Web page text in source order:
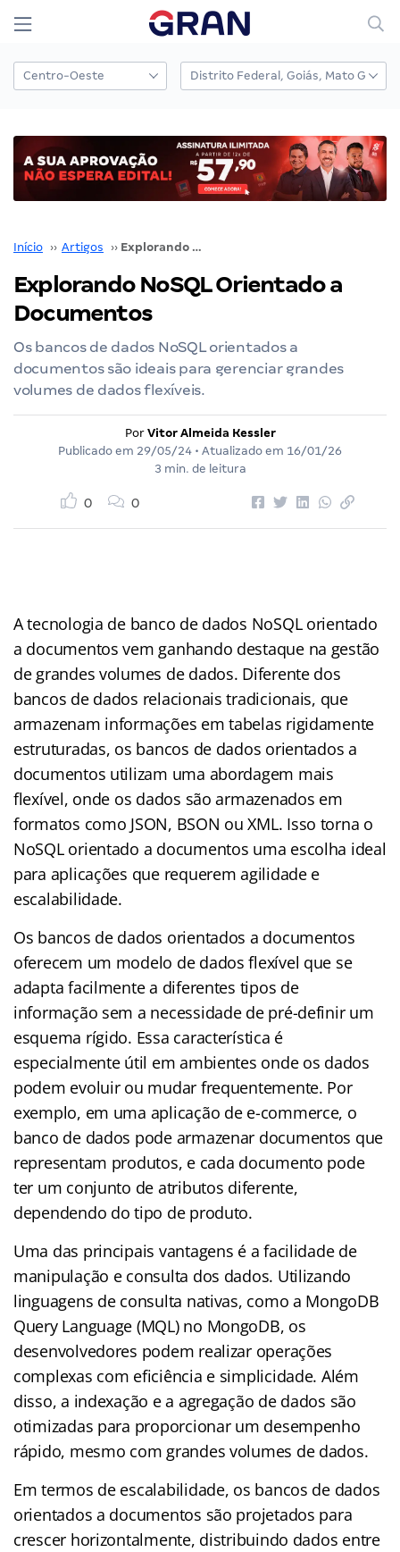
Início ›› Artigos ›› Explorando NoSQL Orientado a Documentos
Explorando NoSQL Orientado a
Documentos
Os bancos de dados NoSQL orientados a
documentos são ideais para gerenciar grandes
volumes de dados flexíveis.
Por Vitor Almeida Kessler
Publicado em 29/05/24 • Atualizado em 16/01/26
3 min. de leitura
0 0
A tecnologia de banco de dados NoSQL orientado
a documentos vem ganhando destaque na gestão
de grandes volumes de dados. Diferente dos
bancos de dados relacionais tradicionais, que
armazenam informações em tabelas rigidamente
estruturadas, os bancos de dados orientados a
documentos utilizam uma abordagem mais
flexível, onde os dados são armazenados em
formatos como JSON, BSON ou XML. Isso torna o
NoSQL orientado a documentos uma escolha ideal
para aplicações que requerem agilidade e
escalabilidade.
Os bancos de dados orientados a documentos
oferecem um modelo de dados flexível que se
adapta facilmente a diferentes tipos de
informação sem a necessidade de pré-definir um
esquema rígido. Essa característica é
especialmente útil em ambientes onde os dados
podem evoluir ou mudar frequentemente. Por
exemplo, em uma aplicação de e-commerce, o
banco de dados pode armazenar documentos que
representam produtos, e cada documento pode
ter um conjunto de atributos diferente,
dependendo do tipo de produto.
Uma das principais vantagens é a facilidade de
manipulação e consulta dos dados. Utilizando
linguagens de consulta nativas, como a MongoDB
Query Language (MQL) no MongoDB, os
desenvolvedores podem realizar operações
complexas com eficiência e simplicidade. Além
disso, a indexação e a agregação de dados são
otimizadas para proporcionar um desempenho
rápido, mesmo com grandes volumes de dados.
Em termos de escalabilidade, os bancos de dados
orientados a documentos são projetados para
crescer horizontalmente, distribuindo dados entre